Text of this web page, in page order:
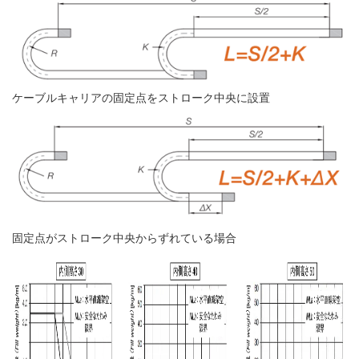
ケーブルキャリアの固定点をストローク中央に設置
固定点がストローク中央からずれている場合